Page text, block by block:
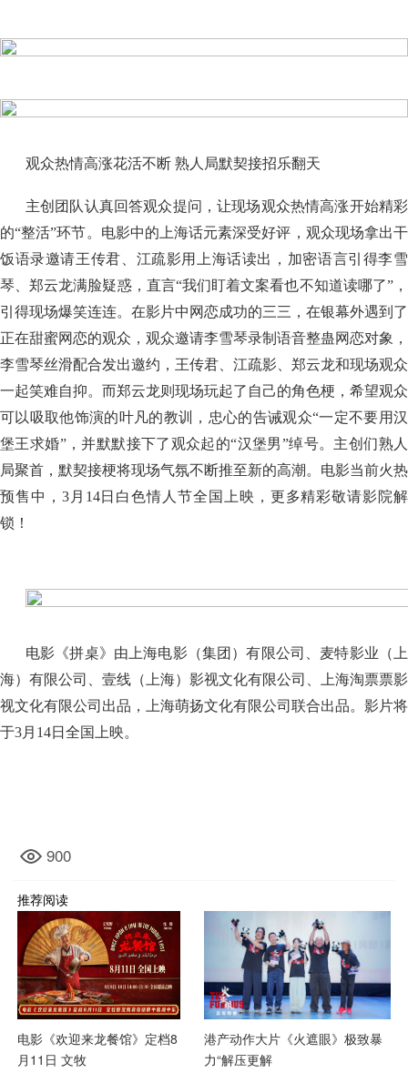
观众热情高涨花活不断 熟人局默契接招乐翻天
主创团队认真回答观众提问，让现场观众热情高涨开始精彩
的“整活”环节。电影中的上海话元素深受好评，观众现场拿出干
饭语录邀请王传君、江疏影用上海话读出，加密语言引得李雪
琴、郑云龙满脸疑惑，直言“我们盯着文案看也不知道读哪了”，
引得现场爆笑连连。在影片中网恋成功的三三，在银幕外遇到了
正在甜蜜网恋的观众，观众邀请李雪琴录制语音整蛊网恋对象，
李雪琴丝滑配合发出邀约，王传君、江疏影、郑云龙和现场观众
一起笑难自抑。而郑云龙则现场玩起了自己的角色梗，希望观众
可以吸取他饰演的叶凡的教训，忠心的告诫观众“一定不要用汉
堡王求婚”，并默默接下了观众起的“汉堡男”绰号。主创们熟人
局聚首，默契接梗将现场气氛不断推至新的高潮。电影当前火热
预售中，3月14日白色情人节全国上映，更多精彩敬请影院解
锁！
电影《拼桌》由上海电影（集团）有限公司、麦特影业（上
海）有限公司、壹线（上海）影视文化有限公司、上海淘票票影
视文化有限公司出品，上海萌扬文化有限公司联合出品。影片将
于3月14日全国上映。
900
推荐阅读
电影《欢迎来龙餐馆》定档8
月11日 文牧
港产动作大片《火遮眼》极致暴
力“解压更解